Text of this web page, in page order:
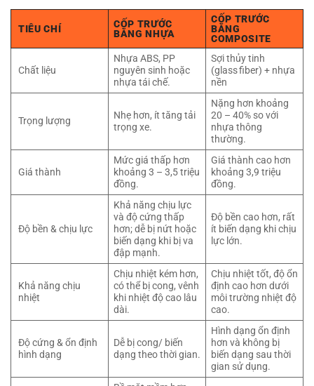
TIÊU CHÍ
CỐP TRƯỚC
BẰNG NHỰA
CỐP TRƯỚC
BẰNG
COMPOSITE
Chất liệu
Nhựa ABS, PP
nguyên sinh hoặc
nhựa tái chế.
Sợi thủy tinh
(glass fiber) + nhựa
nền
Trọng lượng
Nhẹ hơn, ít tăng tải
trọng xe.
Nặng hơn khoảng
20 – 40% so với
nhựa thông
thường.
Giá thành
Mức giá thấp hơn
khoảng 3 – 3,5 triệu
đồng.
Giá thành cao hơn
khoảng 3,9 triệu
đồng.
Độ bền & chịu lực
Khả năng chịu lực
và độ cứng thấp
hơn; dễ bị nứt hoặc
biến dạng khi bị va
đập mạnh.
Độ bền cao hơn, rất
ít biến dạng khi chịu
lực lớn.
Khả năng chịu
nhiệt
Chịu nhiệt kém hơn,
có thể bị cong, vênh
khi nhiệt độ cao lâu
dài.
Chịu nhiệt tốt, độ ổn
định cao hơn dưới
môi trường nhiệt độ
cao.
Độ cứng & ổn định
hình dạng
Dễ bị cong/ biến
dạng theo thời gian.
Hình dạng ổn định
hơn và không bị
biến dạng sau thời
gian sử dụng.